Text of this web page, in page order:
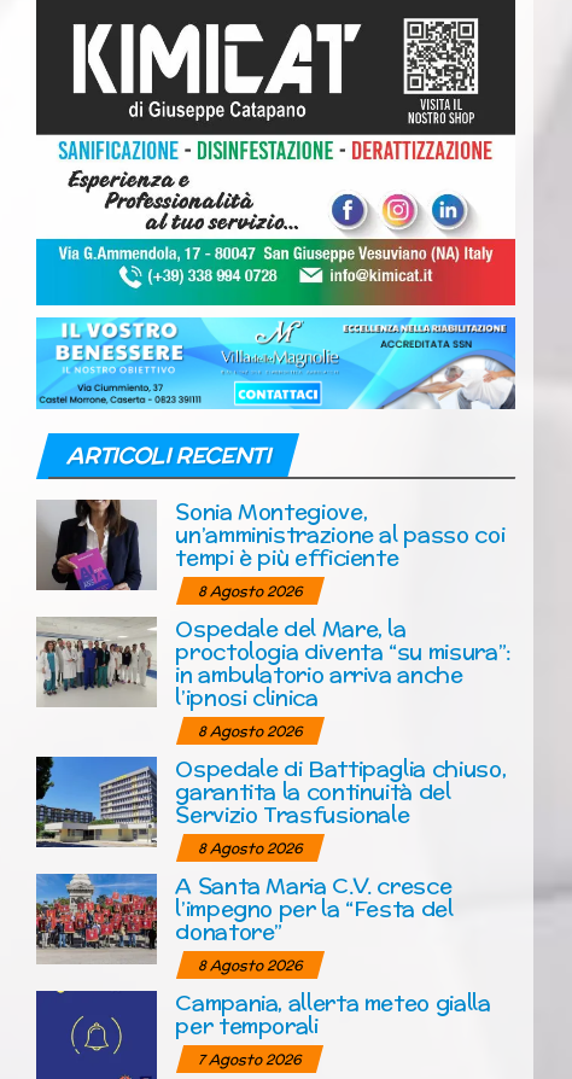
ARTICOLI RECENTI
Sonia Montegiove,
un’amministrazione al passo coi
tempi è più efficiente
8 Agosto 2026
Ospedale del Mare, la
proctologia diventa “su misura”:
in ambulatorio arriva anche
l’ipnosi clinica
8 Agosto 2026
Ospedale di Battipaglia chiuso,
garantita la continuità del
Servizio Trasfusionale
8 Agosto 2026
A Santa Maria C.V. cresce
l’impegno per la “Festa del
donatore”
8 Agosto 2026
Campania, allerta meteo gialla
per temporali
7 Agosto 2026